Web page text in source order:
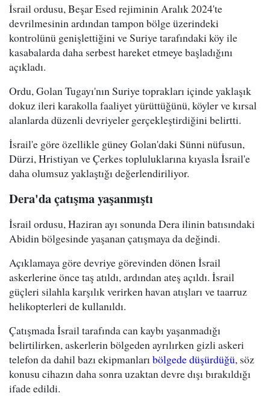
İsrail ordusu, Beşar Esed rejiminin Aralık 2024'te
devrilmesinin ardından tampon bölge üzerindeki
kontrolünü genişlettiğini ve Suriye tarafındaki köy ile
kasabalarda daha serbest hareket etmeye başladığını
açıkladı.
Ordu, Golan Tugayı'nın Suriye toprakları içinde yaklaşık
dokuz ileri karakolla faaliyet yürüttüğünü, köyler ve kırsal
alanlarda düzenli devriyeler gerçekleştirdiğini belirtti.
İsrail'e göre özellikle güney Golan'daki Sünni nüfusun,
Dürzi, Hristiyan ve Çerkes topluluklarına kıyasla İsrail'e
daha olumsuz yaklaştığı değerlendiriliyor.
Dera'da çatışma yaşanmıştı
İsrail ordusu, Haziran ayı sonunda Dera ilinin batısındaki
Abidin bölgesinde yaşanan çatışmaya da değindi.
Açıklamaya göre devriye görevinden dönen İsrail
askerlerine önce taş atıldı, ardından ateş açıldı. İsrail
güçleri silahla karşılık verirken havan atışları ve taarruz
helikopterleri de kullanıldı.
Çatışmada İsrail tarafında can kaybı yaşanmadığı
belirtilirken, askerlerin bölgeden ayrılırken gizli askeri
telefon da dahil bazı ekipmanlarıbölgede düşürdüğü, söz
konusu cihazın daha sonra uzaktan devre dışı bırakıldığı
ifade edildi.